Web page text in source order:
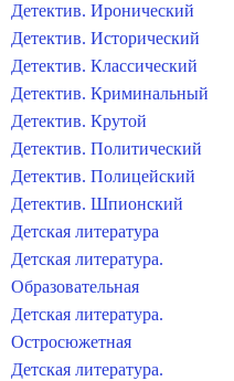
Детектив. Иронический
Детектив. Исторический
Детектив. Классический
Детектив. Криминальный
Детектив. Крутой
Детектив. Политический
Детектив. Полицейский
Детектив. Шпионский
Детская литература
Детская литература.
Образовательная
Детская литература.
Остросюжетная
Детская литература.